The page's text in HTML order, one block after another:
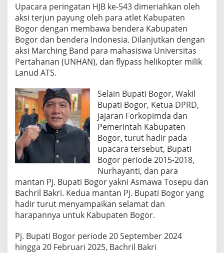
t
H
B
K
e
-
5
Upacara peringatan HJB ke-543 dimeriahkan oleh
aksi terjun payung oleh para atlet Kabupaten
Bogor dengan membawa bendera Kabupaten
Bogor dan bendera Indonesia. Dilanjutkan dengan
aksi Marching Band para mahasiswa Universitas
Pertahanan (UNHAN), dan flypass helikopter milik
Lanud ATS.
Selain Bupati Bogor, Wakil
Bupati Bogor, Ketua DPRD,
jajaran Forkopimda dan
Pemerintah Kabupaten
Bogor, turut hadir pada
upacara tersebut, Bupati
Bogor periode 2015-2018,
Nurhayanti, dan para
mantan Pj. Bupati Bogor yakni Asmawa Tosepu dan
Bachril Bakri. Kedua mantan Pj. Bupati Bogor yang
hadir turut menyampaikan selamat dan
harapannya untuk Kabupaten Bogor.
Pj. Bupati Bogor periode 20 September 2024
hingga 20 Februari 2025, Bachril Bakri